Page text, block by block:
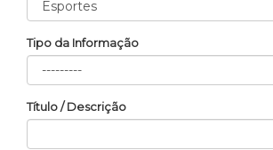
Tipo da Informação
Título / Descrição